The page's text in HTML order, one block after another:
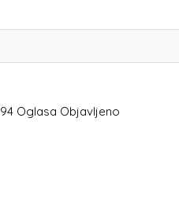
94 Oglasa Objavljeno